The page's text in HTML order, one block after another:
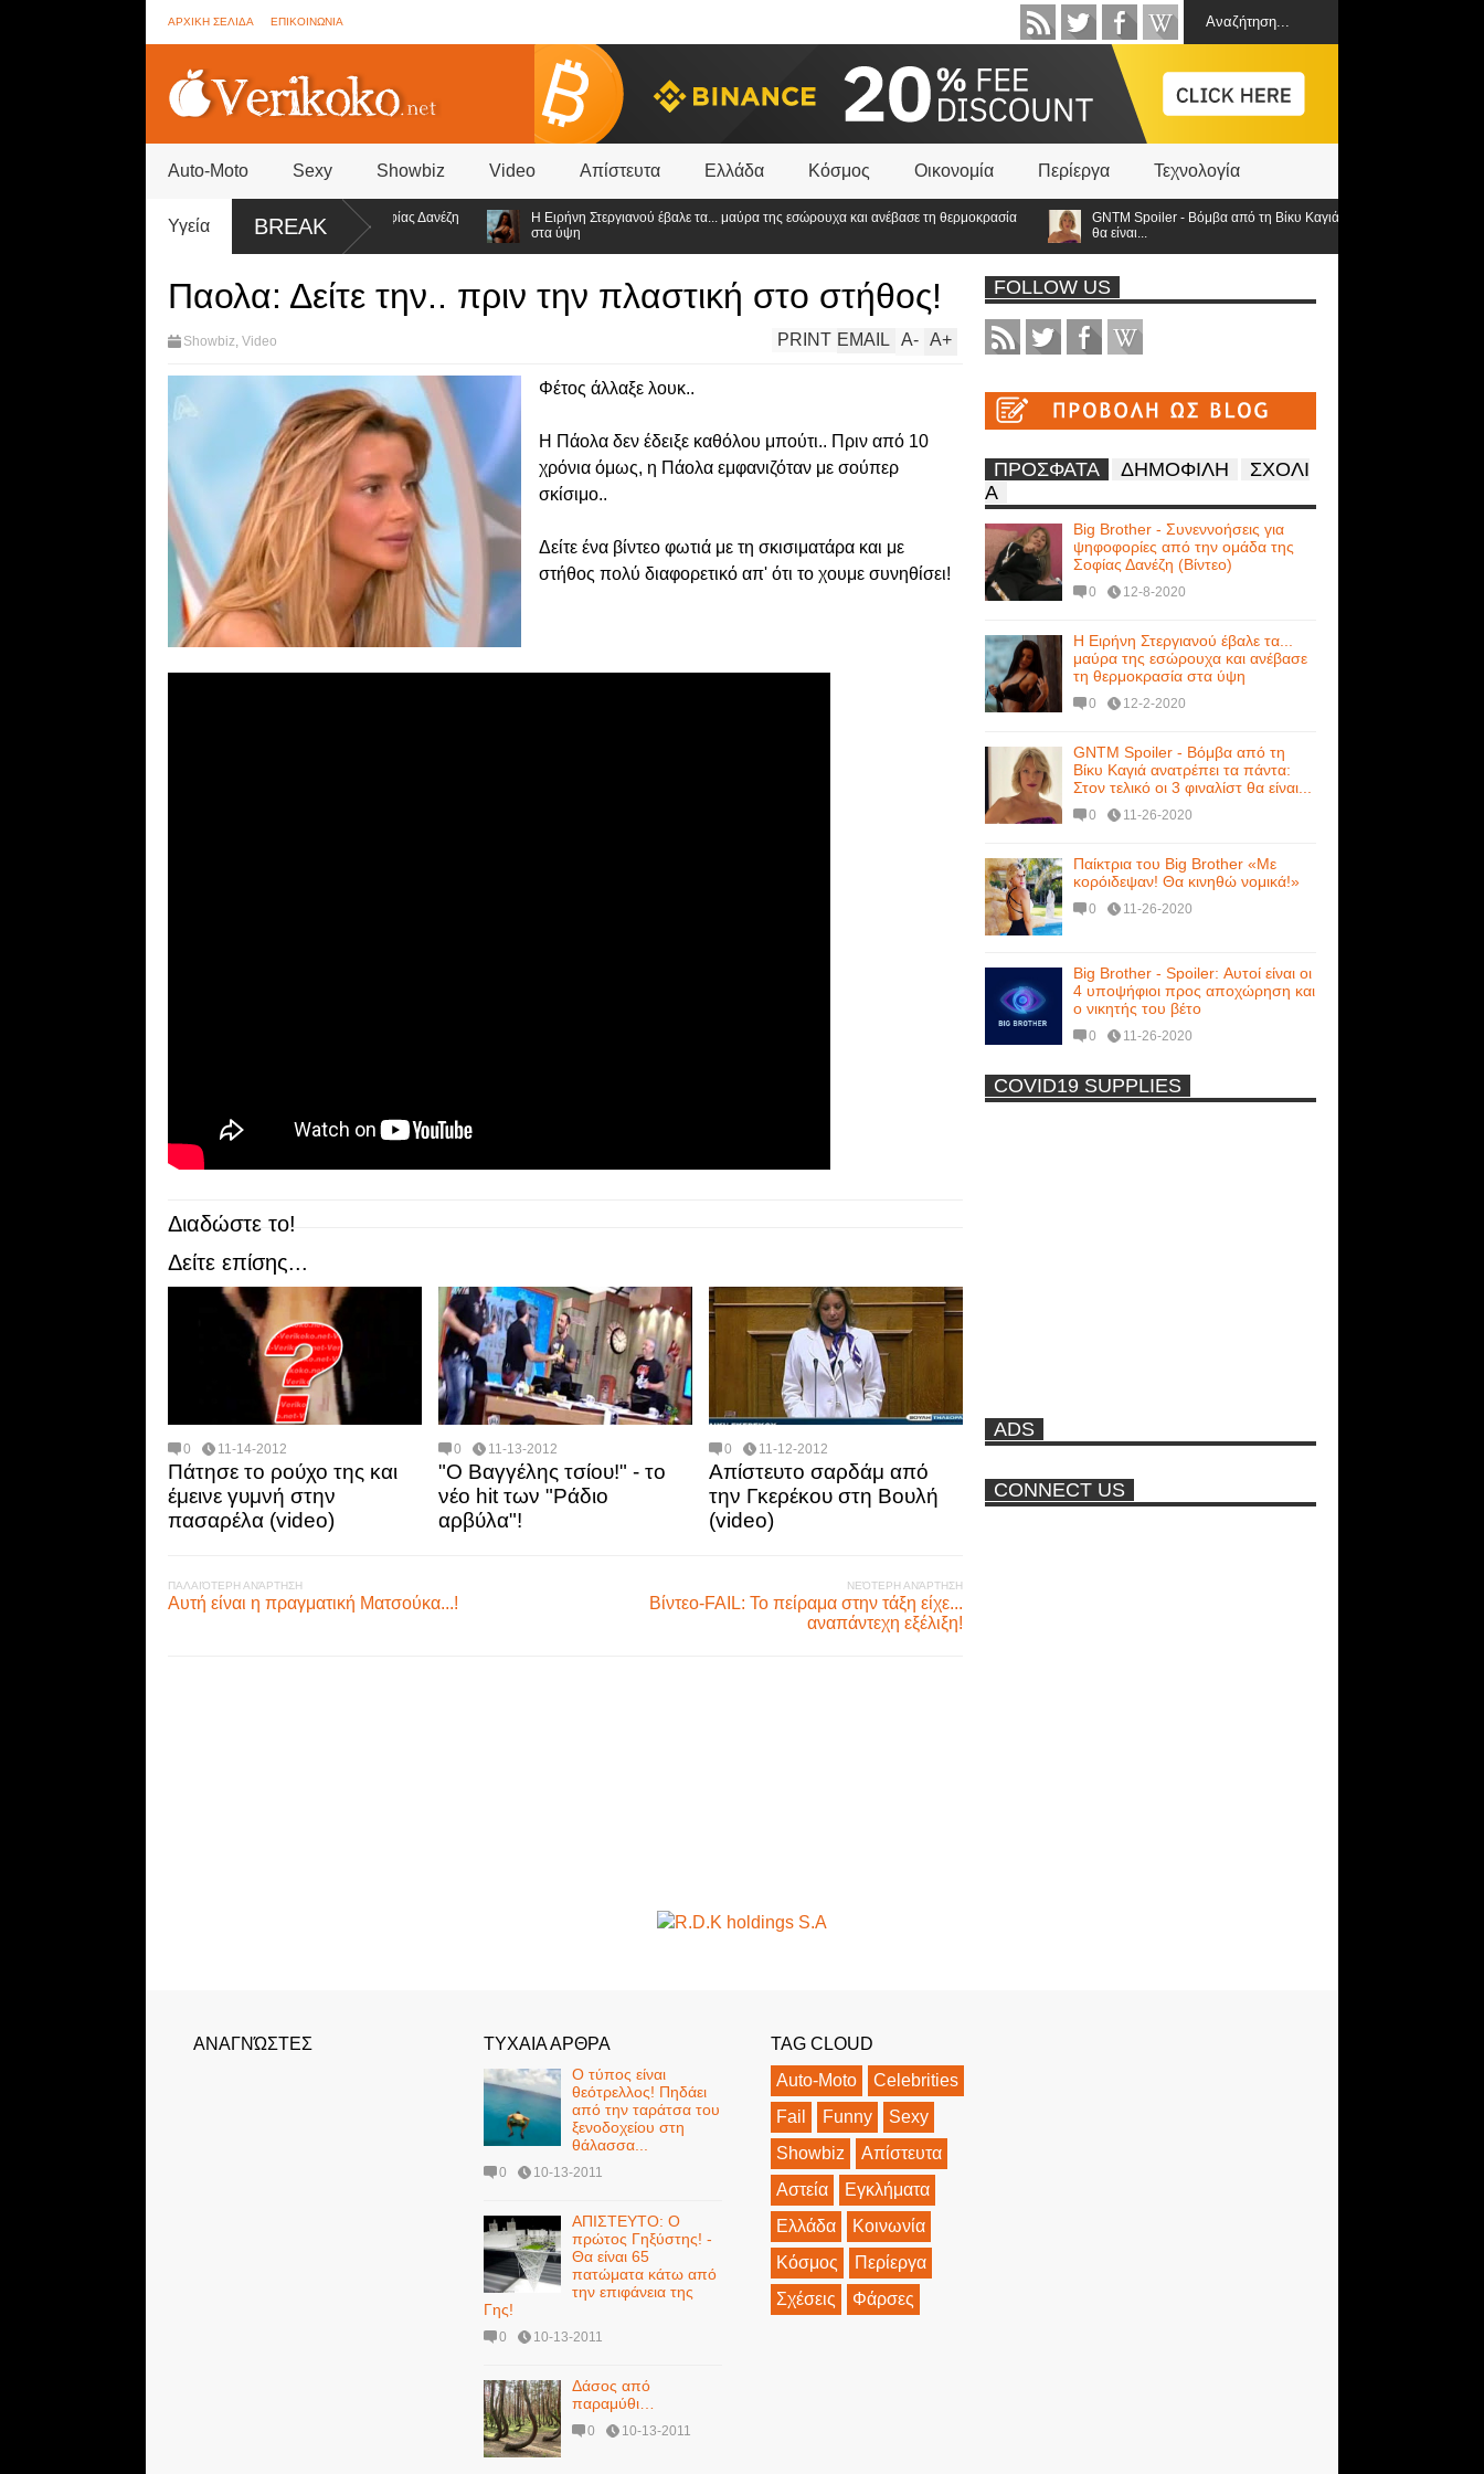
ΑΡΧΙΚΗ ΣΕΛΙΔΑ ΕΠΙΚΟΙΝΩΝΙΑ
Auto-Moto Sexy Showbiz Video Απίστευτα Ελλάδα Κόσμος Οικονομία Περίεργα Τεχνολογία
Υγεία BREAK
- Συνεννοήσεις για ψηφοφορίες από την ομάδα της Σοφίας Δανέζη
Η Ειρήνη Στεργιανού έβαλε τα... μαύρα της εσώρουχα και ανέβασε τη θερμοκρασία
στα ύψη
GNTM Spoiler - Βόμβα από τη Βίκυ Καγιά ανατρέπει τα πάντα: Στον
θα είναι...
Παολα: Δείτε την.. πριν την πλαστική στο στήθος!
Showbiz Video A+
A-
EMAIL
PRINT
Φέτος άλλαξε λουκ..
Η Πάολα δεν έδειξε καθόλου μπούτι.. Πριν από 10
χρόνια όμως, η Πάολα εμφανιζόταν με σούπερ
σκίσιμο..
Δείτε ένα βίντεο φωτιά με τη σκισιματάρα και με
στήθος πολύ διαφορετικό απ' ότι το χουμε συνηθίσει!
Διαδώστε το!
Δείτε επίσης...
0 11-14-2012
Πάτησε το ρούχο της και
έμεινε γυμνή στην
πασαρέλα (video)
0 11-13-2012
"Ο Βαγγέλης τσίου!" - το
νέο hit των "Ράδιο
αρβύλα"!
0 11-12-2012
Απίστευτο σαρδάμ από
την Γκερέκου στη Βουλή
(video)
ΠΑΛΑΙΌΤΕΡΗ ΑΝΆΡΤΗΣΗ
Αυτή είναι η πραγματική Ματσούκα...!
ΝΕΌΤΕΡΗ ΑΝΆΡΤΗΣΗ
Βίντεο-FAIL: Το πείραμα στην τάξη είχε...
αναπάντεχη εξέλιξη!
FOLLOW US
ΠΡΟΣΦΑΤΑ ΔΗΜΟΦΙΛΗ
ΣΧΟΛΙ
Α
Big Brother - Συνεννοήσεις για
ψηφοφορίες από την ομάδα της
Σοφίας Δανέζη (Βίντεο)
0 12-8-2020
Η Ειρήνη Στεργιανού έβαλε τα...
μαύρα της εσώρουχα και ανέβασε
τη θερμοκρασία στα ύψη
0 12-2-2020
GNTM Spoiler - Βόμβα από τη
Βίκυ Καγιά ανατρέπει τα πάντα:
Στον τελικό οι 3 φιναλίστ θα είναι...
0 11-26-2020
Παίκτρια του Big Brother «Με
κορόιδεψαν! Θα κινηθώ νομικά!»
0 11-26-2020
Big Brother - Spoiler: Αυτοί είναι οι
4 υποψήφιοι προς αποχώρηση και
ο νικητής του βέτο
0 11-26-2020
Η Εύα Λάσκαρη Γυμνή Στο
ποτέ ξανά!
-
COVID19 SUPPLIES
ADS
CONNECT US
ΑΝΑΓΝΏΣΤΕΣ ΤΥΧΑΙΑ ΑΡΘΡΑ
Ο τύπος είναι
θεότρελλος! Πηδάει
από την ταράτσα του
ξενοδοχείου στη
θάλασσα...
0 10-13-2011
ΑΠΙΣΤΕΥΤΟ: Ο
πρώτος Γηξύστης! -
Θα είναι 65
πατώματα κάτω από
την επιφάνεια της
Γης!
0 10-13-2011
Δάσος από
παραμύθι…
0 10-13-2011
TAG CLOUD
Auto-Moto
Celebrities
Fail
Funny
Sexy
Showbiz
Απίστευτα
Αστεία
Εγκλήματα
Ελλάδα
Κοινωνία
Κόσμος
Περίεργα
Σχέσεις
Φάρσες